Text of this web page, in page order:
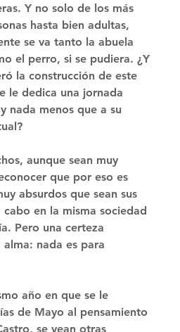
Y no solo de los más
hasta bien adultas,
se va tanto la abuela
el perro, si se pudiera. ¿Y
la construcción de este
le dedica una jornada
nada menos que a su
aunque sean muy
que por eso es
absurdos que sean sus
en la misma sociedad
Pero una certeza
nada es para
año en que se le
de Mayo al pensamiento
se vean otras